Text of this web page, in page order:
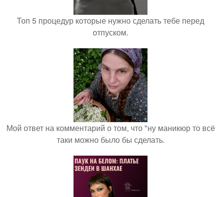
Топ 5 процедур которые нужно сделать тебе перед
отпуском.
Мой ответ на комментарий о том, что "ну маникюр то всё
таки можно было бы сделать.